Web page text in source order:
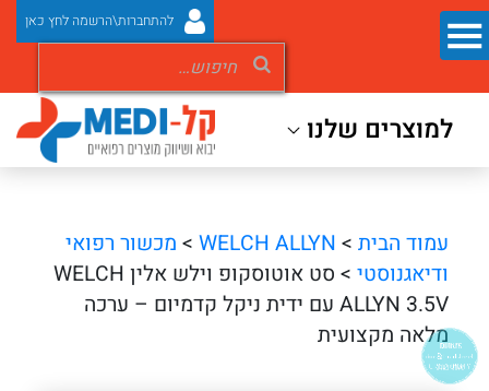
להתחברות\הרשמה לחץ כאן
למוצרים שלנו
עמוד הבית >
WELCH ALLYN
> מכשור רפואי
ודיאגנוסטי
> סט אוטוסקופ וילש אלין WELCH
ALLYN 3.5V עם ידית ניקל קדמיום – ערכה
מלאה מקצועית